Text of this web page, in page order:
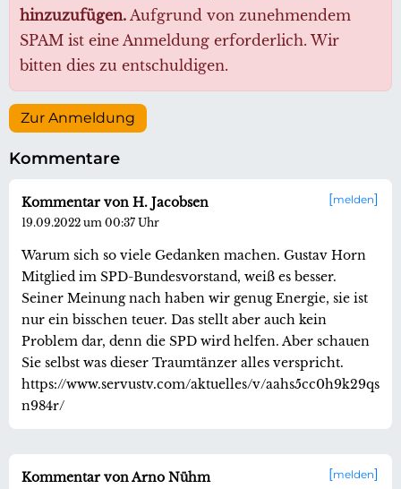
hinzuzufügen. Aufgrund von zunehmendem
SPAM ist eine Anmeldung erforderlich. Wir
bitten dies zu entschuldigen.
Zur Anmeldung
Kommentare
melden
Kommentar von H. Jacobsen
19.09.2022 um 00:37 Uhr
Warum sich so viele Gedanken machen. Gustav Horn
Mitglied im SPD-Bundesvorstand, weiß es besser.
Seiner Meinung nach haben wir genug Energie, sie ist
nur ein bisschen teuer. Das stellt aber auch kein
Problem dar, denn die SPD wird helfen. Aber schauen
Sie selbst was dieser Traumtänzer alles verspricht.
https://www.servustv.com/aktuelles/v/aahs5cc0h9k29qs
n984r/
melden
Kommentar von Arno Nühm